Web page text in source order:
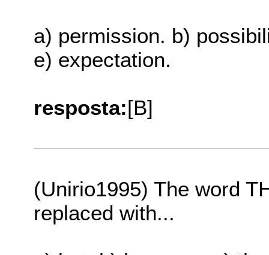
a) permission. b)
e) expectation.
resposta:[B]
(Unirio1995) The word
replaced with...